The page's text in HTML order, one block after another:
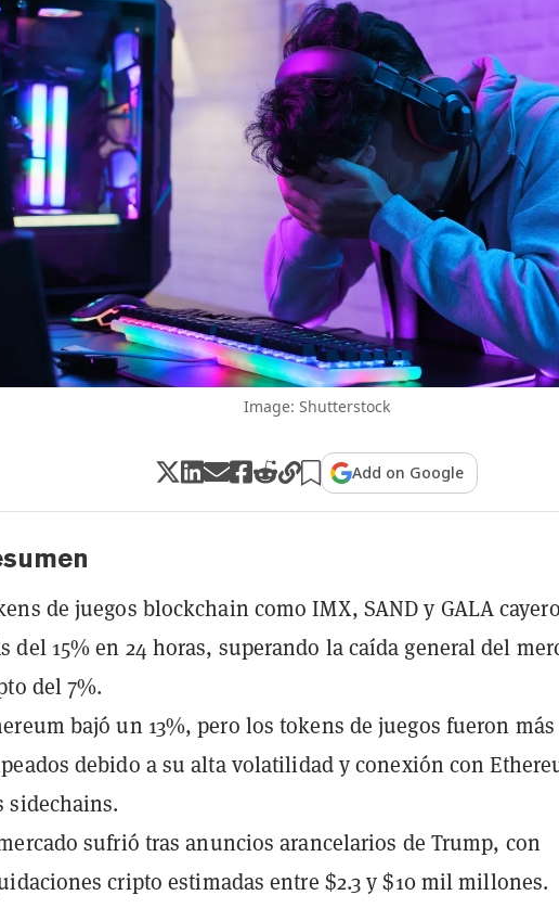
Image: Shutterstock
Add on Google
de juegos blockchain como IMX, SAND y GALA
del 15% en 24 horas, superando la caída general del
del 7%.
bajó un 13%, pero los tokens de juegos fueron más
debido a su alta volatilidad y conexión con
sidechains.
sufrió tras anuncios arancelarios de Trump, con
cripto estimadas entre $2.3 y $10 mil millones.